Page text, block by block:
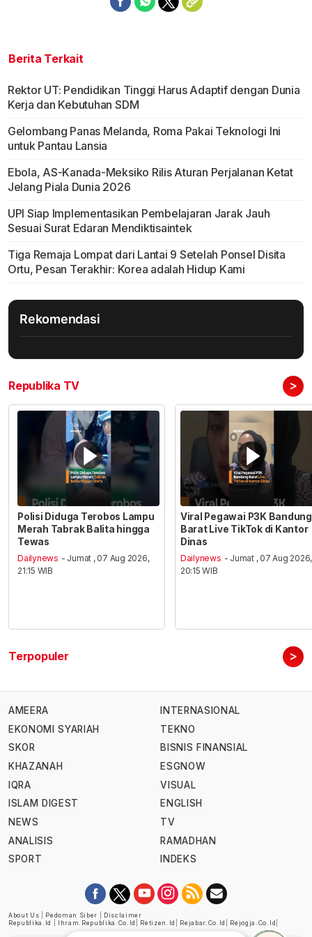
Berita Terkait
Rektor UT: Pendidikan Tinggi Harus Adaptif dengan Dunia
Kerja dan Kebutuhan SDM
Gelombang Panas Melanda, Roma Pakai Teknologi Ini
untuk Pantau Lansia
Ebola, AS-Kanada-Meksiko Rilis Aturan Perjalanan Ketat
Jelang Piala Dunia 2026
UPI Siap Implementasikan Pembelajaran Jarak Jauh
Sesuai Surat Edaran Mendiktisaintek
Tiga Remaja Lompat dari Lantai 9 Setelah Ponsel Disita
Ortu, Pesan Terakhir: Korea adalah Hidup Kami
Rekomendasi
Republika TV >
Polisi Diduga Terobos Lampu
Merah Tabrak Balita hingga
Tewas
Dailynews - Jumat , 07 Aug 2026,
21:15 WIB
Viral Pegawai P3K Bandung
Barat Live TikTok di Kantor
Dinas
Dailynews - Jumat , 07 Aug 2026,
20:15 WIB
Terpopuler >
AMEERA
EKONOMI SYARIAH
SKOR
KHAZANAH
IQRA
ISLAM DIGEST
NEWS
ANALISIS
SPORT
INTERNASIONAL
TEKNO
BISNIS FINANSIAL
ESGNOW
VISUAL
ENGLISH
TV
RAMADHAN
INDEKS
About Us Pedoman Siber
Disclaimer
Republika.id
Ihram.republika.co.id Retizen.id Rejabar.co.id Rejogja.co.id